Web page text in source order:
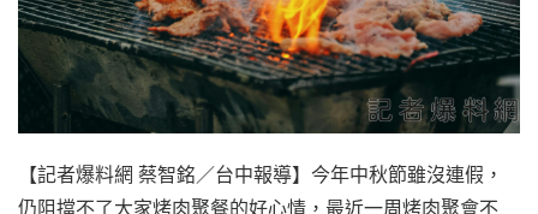
【記者爆料網 蔡智銘／台中報導】今年中秋節雖沒連假，
仍阻擋不了大家烤肉聚餐的好心情，最近一周烤肉聚會不